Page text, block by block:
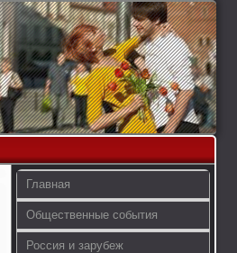
Главная
Общественные события
Россия и зарубеж